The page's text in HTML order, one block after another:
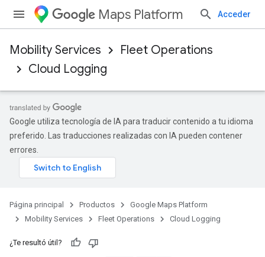
Maps Platform Acceder
Mobility Services
Fleet Operations
Cloud Logging
Google utiliza tecnología de IA para traducir contenido a tu idioma
preferido. Las traducciones realizadas con IA pueden contener
errores.
Página principal Productos
Google Maps Platform
Mobility Services
Fleet Operations Cloud Logging
¿Te resultó útil?